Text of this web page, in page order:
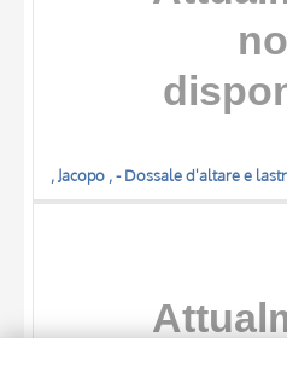
, Jacopo , - Dossale d'altare e